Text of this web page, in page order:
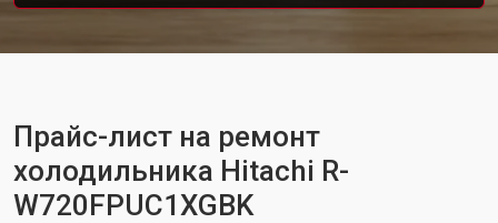
Прайс-лист на ремонт
холодильника Hitachi R-
W720FPUC1XGBK